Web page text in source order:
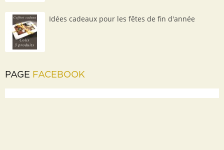
Idées cadeaux pour les fêtes de fin d'année
PAGE FACEBOOK